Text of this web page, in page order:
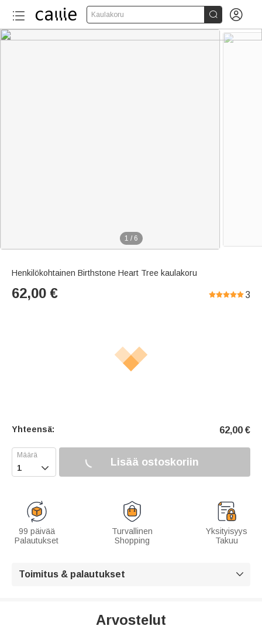
Kaulakoru  
1 / 6
Henkilökohtainen Birthstone Heart Tree kaulakoru
62,00 € 3
Yhteensä: 62,00 €
 Lisää ostoskoriin
99 päivää
Palautukset
Turvallinen
Shopping
Yksityisyys
Takuu
Toimitus & palautukset 
Arvostelut